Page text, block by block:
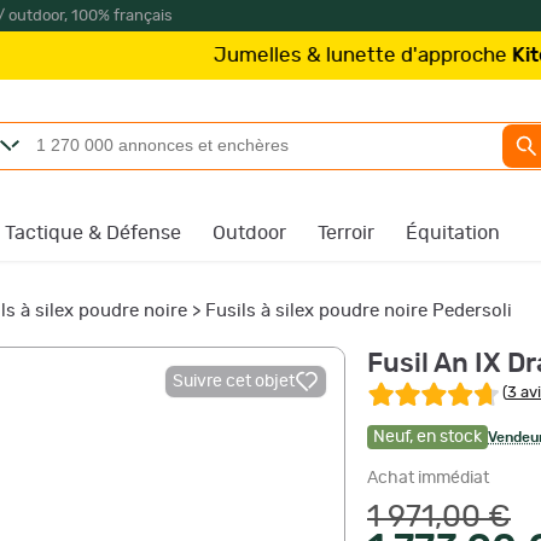
100% français
Jumelles & lunette d'approcheKite Optics à
Tactique & Défense Outdoor Terroir Équitation
à silex poudre noire > Fusils à silex poudre noire Pedersoli
Suivre cet objet
Fusil An IX
(3
Neuf, en stock
Achat immédiat
1 971,00 €